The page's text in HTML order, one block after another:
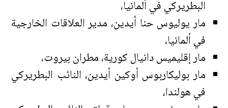
البطريركي في ألمانيا،
مار يوليوس حنا أيدين، مدير العلاقات الخارجية
في ألمانيا،
مار إقليميس دانيال كورية، مطران بيروت،
مار بوليكاربوس أوكين أيدين، النائب البطريركي
في هولندا،